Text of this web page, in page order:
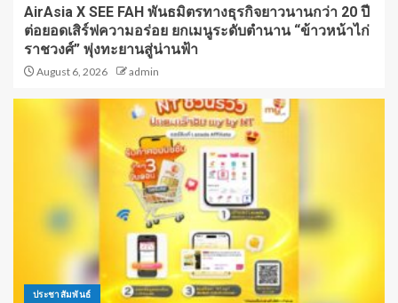
AirAsia X SEE FAH พันธมิตรทางธุรกิจยาวนานกว่า 20 ปี
ต่อยอดเสิร์ฟความอร่อย ยกเมนูระดับตำนาน “ข้าวหน้าไก่
ราชวงศ์” พุ่งทะยานสู่น่านฟ้า
August 6, 2026 admin
ประชาสัมพันธ์